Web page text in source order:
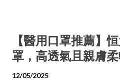
【醫用口罩推薦】
罩，高透氣且親膚
12/05/2025